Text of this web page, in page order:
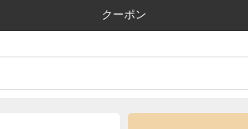
クーポン